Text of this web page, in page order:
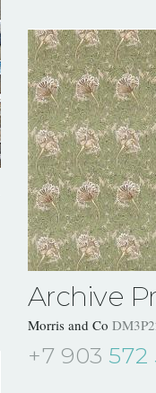
Archive
Morris and Co
+7 903 572